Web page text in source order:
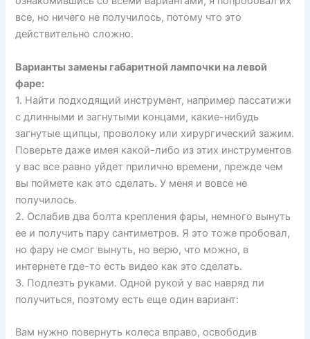
все, но ничего не получилось, потому что это
действительно сложно.
Варианты замены габаритной лампочки на левой
фаре:
1. Найти подходящий инструмент, например пассатижи
с длинными и загнутыми концами, какие-нибудь
загнутые щипцы, проволоку или хирургический зажим.
Поверьте даже имея какой-либо из этих инструментов
у вас все равно уйдет прилично времени, прежде чем
вы поймете как это сделать. У меня и вовсе не
получилось.
2. Ослабив два болта крепления фары, немного вынуть
ее и получить пару сантиметров. Я это тоже пробовал,
но фару не смог вынуть, но верю, что можно, в
интернете где-то есть видео как это сделать.
3. Подлезть руками. Одной рукой у вас навряд ли
получиться, поэтому есть еще один вариант:
Вам нужно повернуть колеса вправо, освободив